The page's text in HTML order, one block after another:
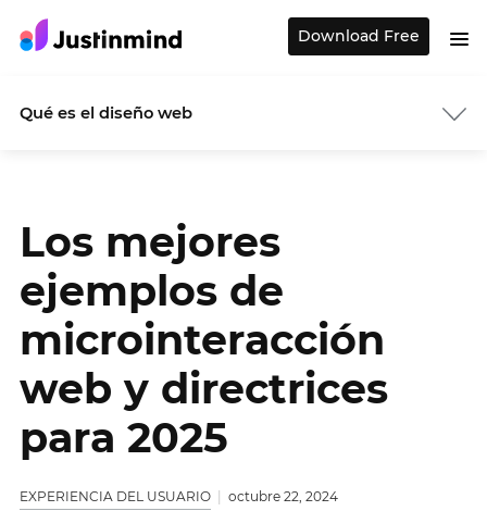
Download Free
Qué es el diseño web
Los mejores
ejemplos de
microinteracción
web y directrices
para 2025
EXPERIENCIA DEL USUARIO octubre 22, 2024